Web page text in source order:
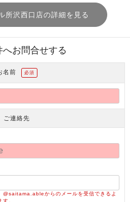
所沢西口店の詳細を見る
へお問合せする
名前 必須
ご連絡先
@saitama.ableからのメールを受信できるよ
。